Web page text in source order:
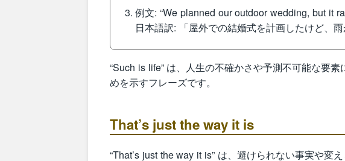
例文: “We planned our outdoor wedding, but it
日本語訳: 「屋外での結婚式を計画したけど、
“Such is life” は、人生の不確かさや予測不可能な要
めを示すフレーズです。
That’s just the way it is
“That’s just the way it is” は、避けられない事実や変